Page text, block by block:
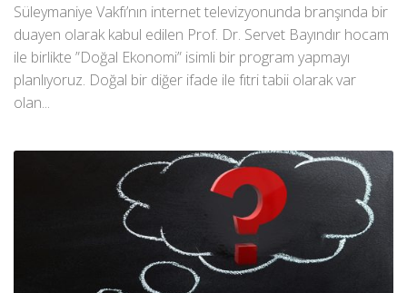
Süleymaniye Vakfı’nın internet televizyonunda branşında bir
duayen olarak kabul edilen Prof. Dr. Servet Bayındır hocam
ile birlikte ”Doğal Ekonomi” isimli bir program yapmayı
planlıyoruz. Doğal bir diğer ifade ile fıtri tabii olarak var
olan...